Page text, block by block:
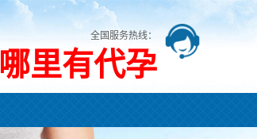
全国服务热线：
哪里有代孕